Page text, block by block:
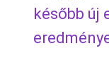
később új